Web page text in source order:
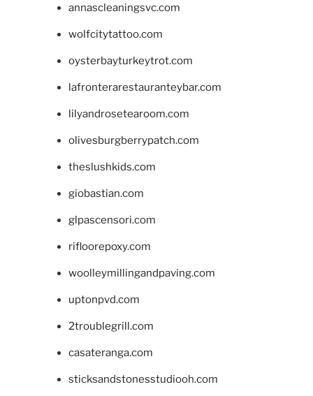
annascleaningsvc.com
wolfcitytattoo.com
oysterbayturkeytrot.com
lafronterarestauranteybar.com
lilyandrosetearoom.com
olivesburgberrypatch.com
theslushkids.com
giobastian.com
glpascensori.com
rifloorepoxy.com
woolleymillingandpaving.com
uptonpvd.com
2troublegrill.com
casateranga.com
sticksandstonesstudiooh.com